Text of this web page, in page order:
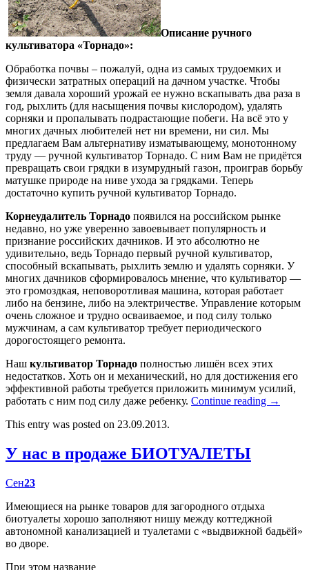
Описание ручного
культиватора «Торнадо»:
Обработка почвы – пожалуй, одна из самых трудоемких и
физически затратных операций на дачном участке. Чтобы
земля давала хороший урожай ее нужно вскапывать два раза в
год, рыхлить (для насыщения почвы кислородом), удалять
сорняки и пропалывать подрастающие побеги. На всё это у
многих дачных любителей нет ни времени, ни сил. Мы
предлагаем Вам альтернативу изматывающему, монотонному
труду — ручной культиватор Торнадо. С ним Вам не придётся
превращать свои грядки в изумрудный газон, проиграв борьбу
матушке природе на ниве ухода за грядками. Теперь
достаточно купить ручной культиватор Торнадо.
Корнеудалитель Торнадо появился на российском рынке
недавно, но уже уверенно завоевывает популярность и
признание российских дачников. И это абсолютно не
удивительно, ведь Торнадо первый ручной культиватор,
способный вскапывать, рыхлить землю и удалять сорняки. У
многих дачников сформировалось мнение, что культиватор —
это громоздкая, неповоротливая машина, которая работает
либо на бензине, либо на электричестве. Управление которым
очень сложное и трудно осваиваемое, и под силу только
мужчинам, а сам культиватор требует периодического
дорогостоящего ремонта.
Наш культиватор Торнадо полностью лишён всех этих
недостатков. Хоть он и механический, но для достижения его
эффективной работы требуется приложить минимум усилий,
работать с ним под силу даже ребенку. Continue reading →
This entry was posted on 23.09.2013.
У нас в продаже БИОТУАЛЕТЫ
Сен23
Имеющиеся на рынке товаров для загородного отдыха
биотуалеты хорошо заполняют нишу между коттеджной
автономной канализацией и туалетами с «выдвижной бадьёй»
во дворе.
При этом название